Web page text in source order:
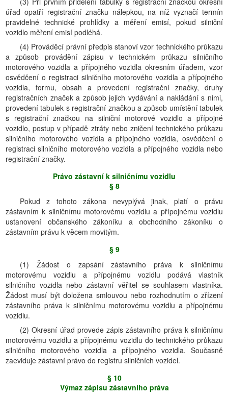
úřad opatří registrační značku nálepkou, na níž vyznačí termín
pravidelné technické prohlídky a měření emisí, pokud silniční
vozidlo měření emisí podléhá.
(4) Prováděcí právní předpis stanoví vzor technického průkazu
a způsob provádění zápisu v technickém průkazu silničního
motorového vozidla a přípojného vozidla okresním úřadem, vzor
osvědčení o registraci silničního motorového vozidla a přípojného
vozidla, formu, obsah a provedení registrační značky, druhy
registračních značek a způsob jejich vydávání a nakládání s nimi,
provedení tabulek s registrační značkou a způsob umístění tabulek
s registrační značkou na silniční motorové vozidlo a přípojné
vozidlo, postup v případě ztráty nebo zničení technického průkazu
silničního motorového vozidla a přípojného vozidla, osvědčení o
registraci silničního motorového vozidla a přípojného vozidla nebo
registrační značky.
Právo zástavní k silničnímu vozidlu
§ 8
Pokud z tohoto zákona nevyplývá jinak, platí o právu
zástavním k silničnímu motorovému vozidlu a přípojnému vozidlu
ustanovení občanského zákoníku a obchodního zákoníku o
zástavním právu k věcem movitým.
§ 9
(1) Žádost o zapsání zástavního práva k silničnímu
motorovému vozidlu a přípojnému vozidlu podává vlastník
silničního vozidla nebo zástavní věřitel se souhlasem vlastníka.
Žádost musí být doložena smlouvou nebo rozhodnutím o zřízení
zástavního práva k silničnímu motorovému vozidlu a přípojnému
vozidlu.
(2) Okresní úřad provede zápis zástavního práva k silničnímu
motorovému vozidlu a přípojnému vozidlu do technického průkazu
silničního motorového vozidla a přípojného vozidla. Současně
zaeviduje zástavní právo do registru silničních vozidel.
§ 10
Výmaz zápisu zástavního práva